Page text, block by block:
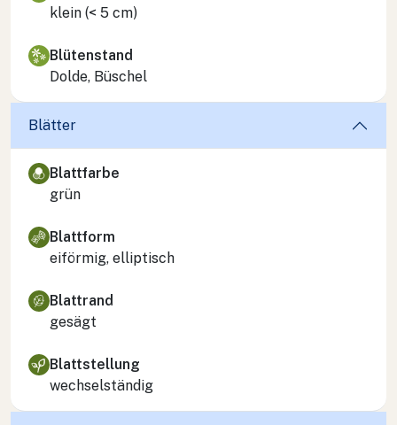
klein (< 5 cm)
Blütenstand
Dolde, Büschel
Blätter
Blattfarbe
grün
Blattform
eiförmig, elliptisch
Blattrand
gesägt
Blattstellung
wechselständig